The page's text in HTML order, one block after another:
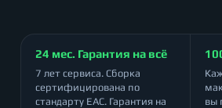
24 мес. Гарантия на всё
7 лет сервиса. Сборка
сертифицирована по
стандарту ЕАС. Гарантия на
вы